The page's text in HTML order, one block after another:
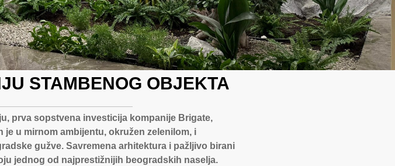
STAMBENOG OBJEKTA
prva sopstvena investicija kompanije Brigate,
je u mirnom ambijentu, okružen zelenilom, i
gužve. Savremena arhitektura i pažljivo birani
jednog od najprestižnijih beogradskih naselja.